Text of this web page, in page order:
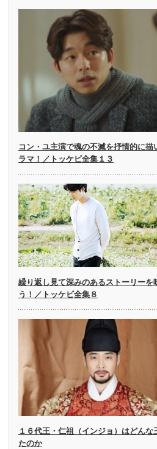
コン・ユ主演で魂の不滅を抒情的に描
ラマ！／トッケビ全集１３
繰り返し見て深みのあるストーリーを
う！／トッケビ全集８
１６代王・仁祖（インジョ）はどんな
たのか